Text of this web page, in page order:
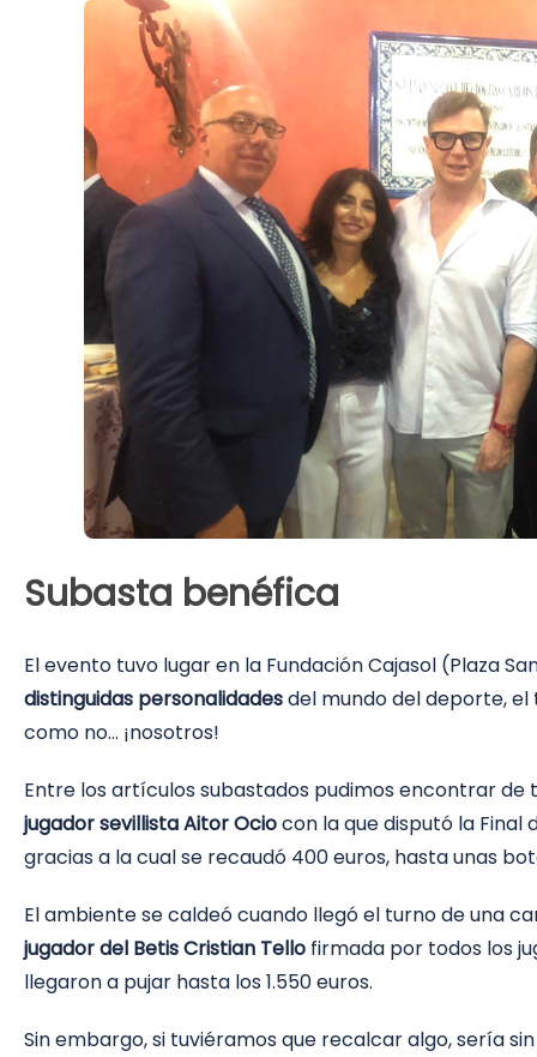
Subasta benéfica
El evento tuvo lugar en la Fundación Cajasol (Plaza
distinguidas personalidadesdel mundo del deporte,
como no… ¡nosotros!
Entre los artículos subastados pudimos encontrar de
jugador sevillista Aitor Ociocon la que disputó la Final
gracias a la cual se recaudó 400 euros, hasta unas
El ambiente se caldeó cuando llegó el turno de una
jugador del Betis Cristian Tello firmada por todos los
llegaron a pujar hasta los 1.550 euros.
Sin embargo, si tuviéramos que recalcar algo, sería